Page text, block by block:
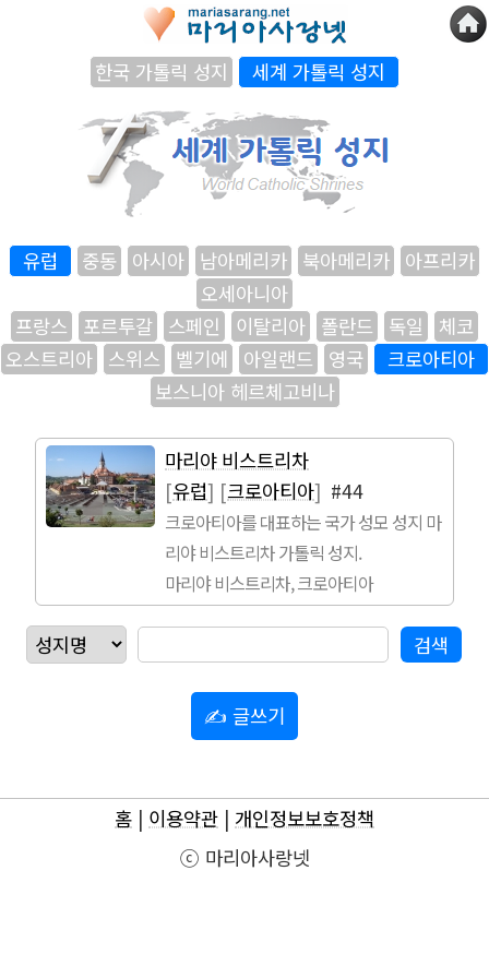
한국 가톨릭 성지 세계 가톨릭 성지
유럽 중동 아시아 남아메리카 북아메리카 아프리카
오세아니아
프랑스
포르투갈 스페인 이탈리아 폴란드 독일
체코
오스트리아 스위스 벨기에 아일랜드 영국
크로아티아
보스니아 헤르체고비나
마리야 비스트리차
[유럽] [크로아티아] #44
크로아티아를 대표하는 국가 성모 성지 마
리야 비스트리차 가톨릭 성지.
마리야 비스트리차, 크로아티아
✍ 글쓰기
홈 | 이용약관 | 개인정보보호정책
ⓒ 마리아사랑넷